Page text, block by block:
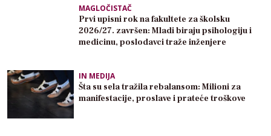
MAGLOČISTAČ
Prvi upisni rok na fakultete za školsku
2026/27. završen: Mladi biraju psihologiju i
medicinu, poslodavci traže inženjere
IN MEDIJA
Šta su sela tražila rebalansom: Milioni za
manifestacije, proslave i prateće troškove